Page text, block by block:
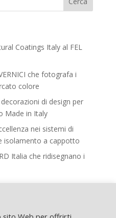
Coatings Italy al FEL
che fotografa i
colore
di design per
Made in Italy
nei sistemi di
isolamento a cappotto
Italia che ridisegnano i